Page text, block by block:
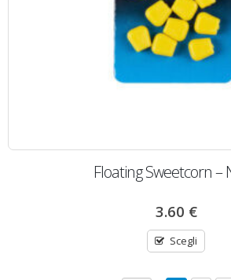
Floating Sweetcorn –
3.60 €
Scegli